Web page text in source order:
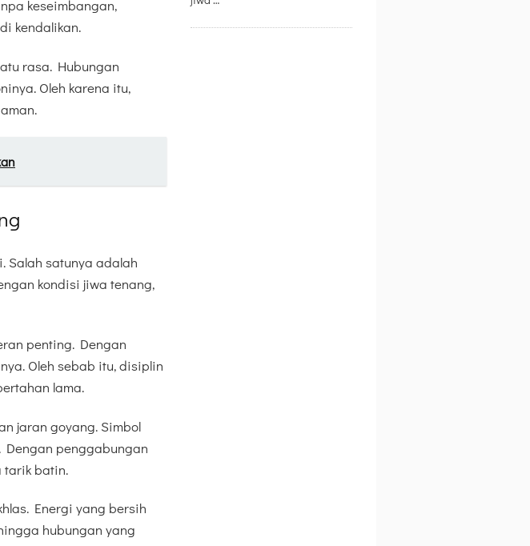
keseimbangan,
kendalikan.
rasa. Hubungan
Oleh karena itu,
Salah satunya adalah
kondisi jiwa tenang,
penting. Dengan
Oleh sebab itu, disiplin
lama.
jaran goyang. Simbol
Dengan penggabungan
tarik batin.
Energi yang bersih
hubungan yang